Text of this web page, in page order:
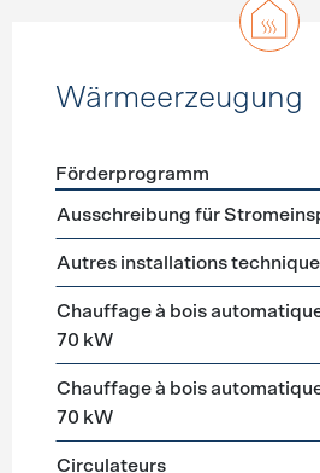
Wärmeerzeugung
Förderprogramme
Förderprogramm
Ausschreibung für
Autres installations
Chauffage à bois
70 kW
Chauffage à bois
70 kW
Circulateurs